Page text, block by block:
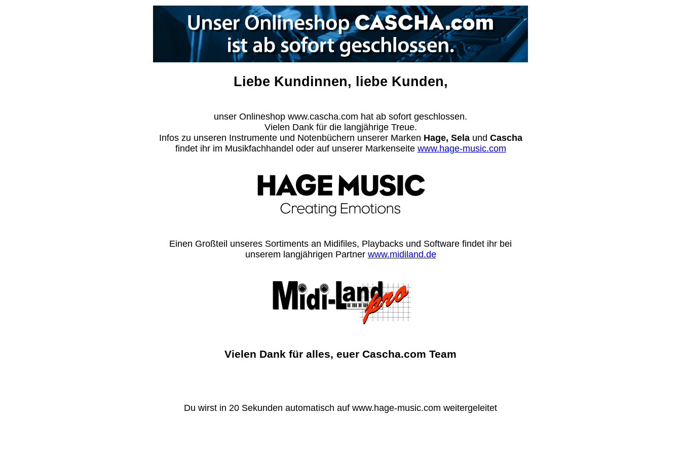
Liebe Kundinnen, liebe Kunden,
unser Onlineshop www.cascha.com hat ab sofort geschlossen.
Vielen Dank für die langjährige Treue.
Infos zu unseren Instrumente und Notenbüchern unserer Marken Hage, Selaund Cascha
findet ihr im Musikfachhandel oder auf unserer Markenseite www.hage-music.com
Einen Großteil unseres Sortiments an Midifiles, Playbacks und Software findet ihr bei
unserem langjährigen Partner www.midiland.de
Vielen Dank für alles, euer Cascha.com Team
Du wirst in 20 Sekunden automatisch auf www.hage-music.com weitergeleitet